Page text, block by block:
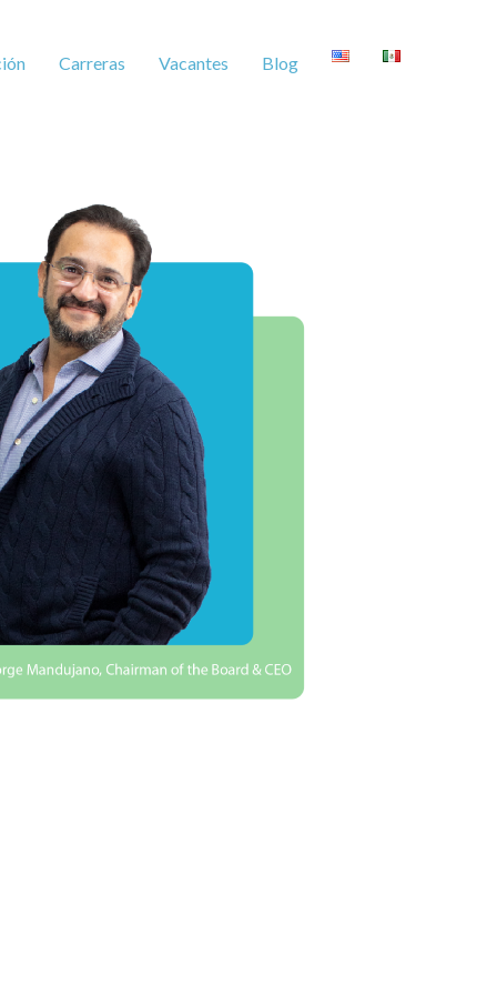
Carreras Vacantes Blog